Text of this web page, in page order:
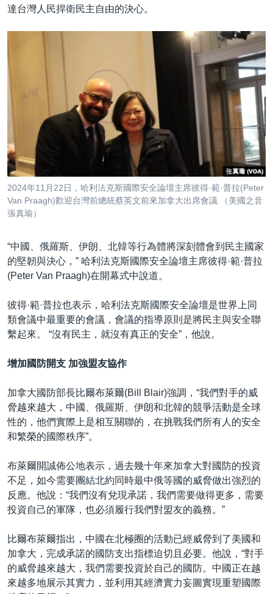
達台灣人民捍衛民主自由的決心。
2024年11月22日，哈利法克斯國際安全論壇主席彼得·範·普拉(Peter
Van Praagh)歡迎台灣前總統蔡英文前來加拿大出席會議 （美國之音
張真瑜）
“中國、俄羅斯、伊朗、北韓等行為體將深刻體會到民主國家
的堅韌與決心，” 哈利法克斯國際安全論壇主席彼得·範·普拉
(Peter Van Praagh)在開幕式中說道。
彼得·範·普拉也表示，哈利法克斯國際安全論壇是世界上同
類會議中最重要的會議，會議的指導原則是將民主與安全聯
繫起來。 “沒有民主，就沒有真正的安全”，他說。
增加國防開支 加強盟友協作
加拿大國防部長比爾布萊爾(Bill Blair)強調，“我們對手的威
脅越來越大，中國、俄羅斯、伊朗和北韓的競爭活動是全球
性的，他們實際上是相互關聯的，在挑戰我們所有人的安全
和繁榮的國際秩序”。
布萊爾開誠佈公地表示，過去幾十年來加拿大對國防的投資
不足，如今需要團結北約同時最中俄等國的威脅做出強烈的
反應。他說：“我們沒有兌現承諾，我們需要做得更多，需要
投資自己的軍隊，也必須履行我們對盟友的義務。”
比爾布萊爾指出，中國在北極圈的活動已經威脅到了美國和
加拿大，完成承諾的國防支出指標迫切且必要。他說，“對手
的威脅越來越大，我們需要投資於自己的國防。中國正在越
來越多地展示其實力，並利用其經濟實力妄圖實現重塑國際